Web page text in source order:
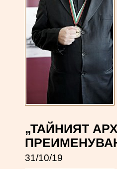
„ТАЙНИЯТ
31/10/19